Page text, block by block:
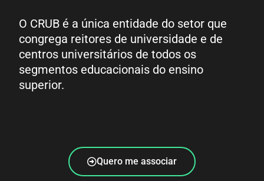
O CRUB é a única entidade do setor que
congrega reitores de universidade e de
centros universitários de todos os
segmentos educacionais do ensino
superior.
Quero me associar